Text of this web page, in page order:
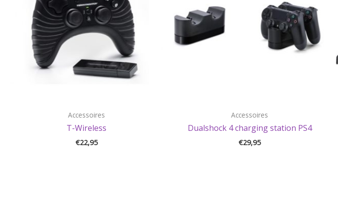
Accessoires
T-Wireless
€22,95
Accessoires
Dualshock 4 charging station PS4
€29,95